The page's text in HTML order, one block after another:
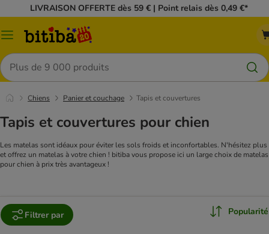
LIVRAISON OFFERTE dès 59 € | Point relais dès 0,49 €*
Menu
Rechercher
Chiens Panier et couchage Tapis et couvertures
Tapis et couvertures pour chien
Les matelas sont idéaux pour éviter les sols froids et inconfortables. N'hésitez plus
et offrez un matelas à votre chien ! bitiba vous propose ici un large choix de matelas
pour chien à prix très avantageux !
Filtrer par Popularité